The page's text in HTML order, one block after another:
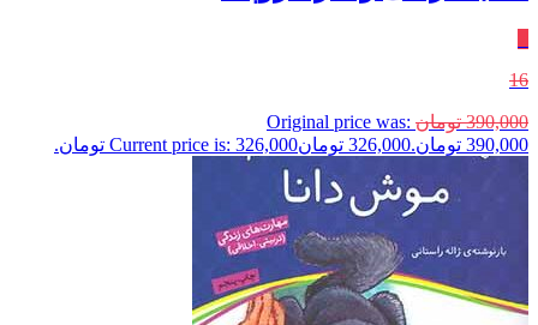
16
390,000 تومان Original price was:
390,000 تومان.
326,000 تومانCurrent price is: 326,000 تومان.